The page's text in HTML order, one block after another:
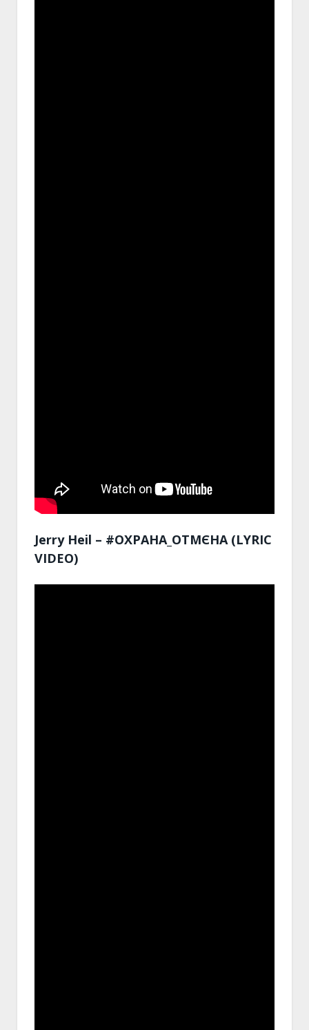
Jerry Heil – #ОХРАНА_ОТМЄНА (LYRIC
VIDEO)